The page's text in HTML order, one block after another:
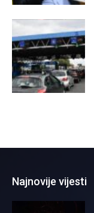
Najnovije vijesti